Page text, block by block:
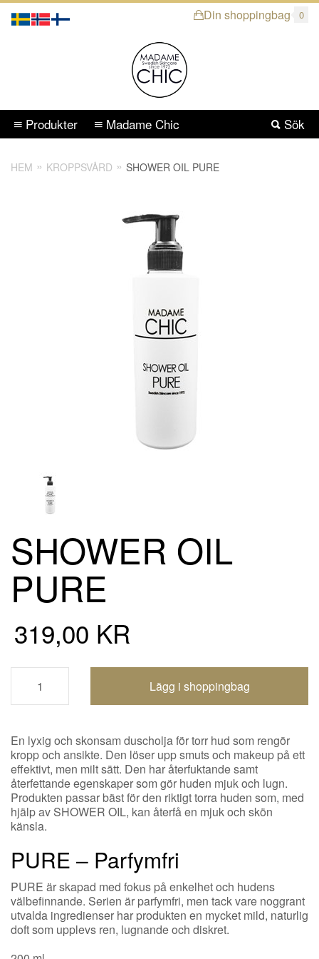
Din shoppingbag 0
Sök
Produkter Madame Chic
HEM KROPPSVÅRD SHOWER OIL PURE
SHOWER OIL
PURE
319,00 KR
Shoppingbagen uppdaterad
En lyxig och skonsam duscholja för torr hud som rengör
kropp och ansikte. Den löser upp smuts och makeup på ett
effektivt, men milt sätt. Den har återfuktande samt
återfettande egenskaper som gör huden mjuk och lugn.
Produkten passar bäst för den riktigt torra huden som, med
hjälp av SHOWER OIL, kan återfå en mjuk och skön
känsla.
PURE – Parfymfri
PURE är skapad med fokus på enkelhet och hudens
välbefinnande. Serien är parfymfri, men tack vare noggrant
utvalda ingredienser har produkten en mycket mild, naturlig
doft som upplevs ren, lugnande och diskret.